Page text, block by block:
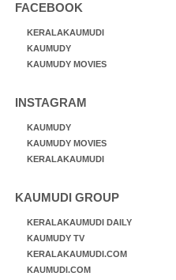
FACEBOOK
KERALAKAUMUDI
KAUMUDY
KAUMUDY MOVIES
INSTAGRAM
KAUMUDY
KAUMUDY MOVIES
KERALAKAUMUDI
KAUMUDI GROUP
KERALAKAUMUDI DAILY
KAUMUDY TV
KERALAKAUMUDI.COM
KAUMUDI.COM